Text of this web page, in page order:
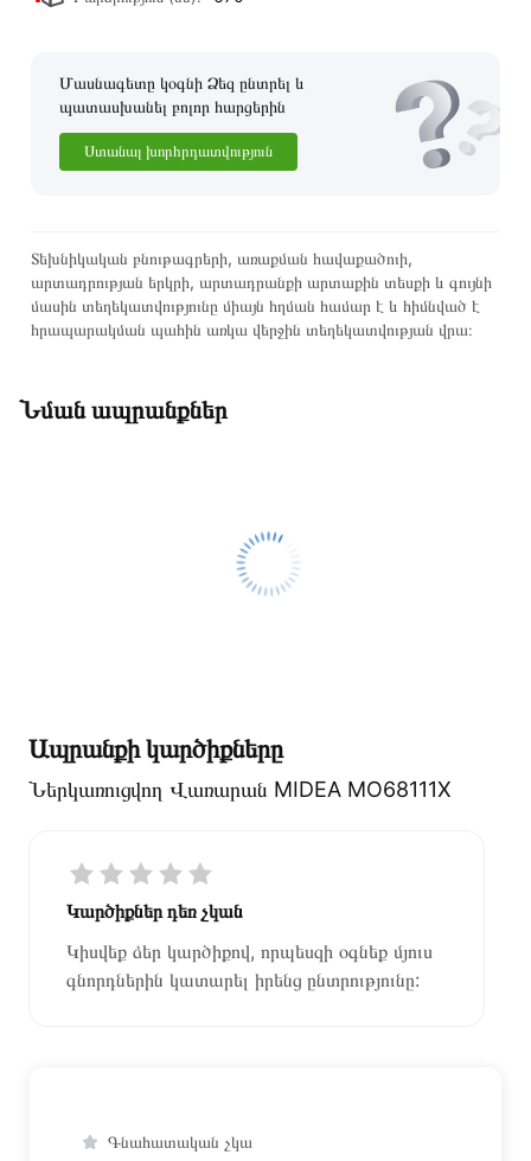
Մասնագետը կօգնի Ձեզ ընտրել և
պատասխանել բոլոր հարցերին
Ստանալ խորհրդատվություն
Տեխնիկական բնութագրերի, առաքման հավաքածուի,
արտադրության երկրի, արտադրանքի արտաքին տեսքի և գույնի
մասին տեղեկատվությունը միայն հղման համար է և հիմնված է
հրապարակման պահին առկա վերջին տեղեկատվության վրա։
Նման ապրանքներ
Ապրանքի կարծիքները
Ներկառուցվող Վառարան MIDEA MO68111X
Կարծիքներ դեռ չկան
Կիսվեք ձեր կարծիքով, որպեսզի օգնեք մյուս
գնորդներին կատարել իրենց ընտրությունը:
Գնահատական չկա